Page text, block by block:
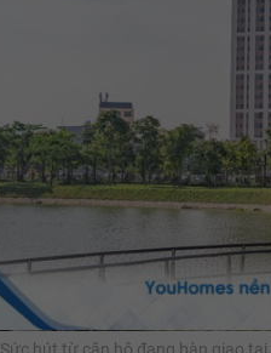
Sức hút từ căn hộ đang bàn giao tại